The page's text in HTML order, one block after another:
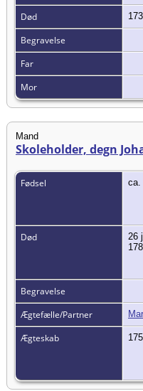
Død
Begravelse
Far
Mor
Mand
Skoleholder, degn
Fødsel ca.
Død
26
Begravelse
Ægtefælle/Partner
Ægteskab